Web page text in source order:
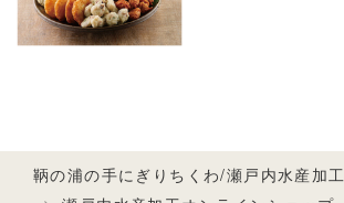
鞆の浦の手にぎりちくわ/瀬戸内水産加工